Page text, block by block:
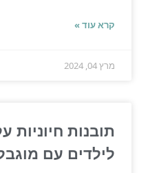
קרא עוד »
מרץ 04, 2024
תובנות חיוניות
לילדים עם